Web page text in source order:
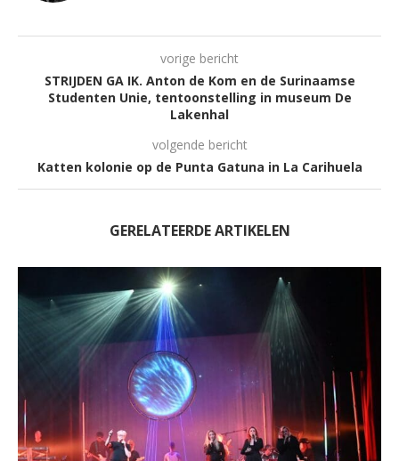
vorige bericht
STRIJDEN GA IK. Anton de Kom en de Surinaamse
Studenten Unie, tentoonstelling in museum De
Lakenhal
volgende bericht
Katten kolonie op de Punta Gatuna in La Carihuela
GERELATEERDE ARTIKELEN